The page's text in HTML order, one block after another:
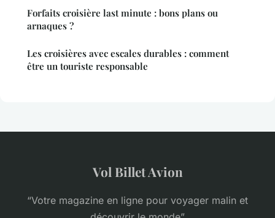
Forfaits croisière last minute : bons plans ou
arnaques ?
Les croisières avec escales durables : comment
être un touriste responsable
Vol Billet Avion
“Votre magazine en ligne pour voyager malin et